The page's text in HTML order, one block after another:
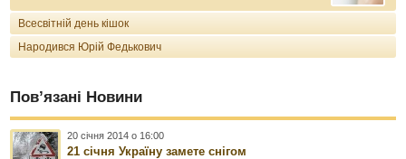
Всесвітній день кішок
Народився Юрій Федькович
Пов’язані Новини
20 січня 2014 о 16:00
21 січня Україну замете снігом